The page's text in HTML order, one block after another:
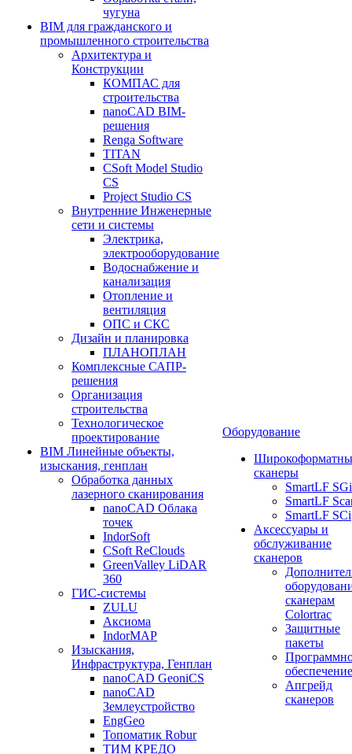
чугуна
BIM для гражданского и
промышленного строительства
Архитектура и
Конструкции
КОМПАС для
строительства
nanoCAD BIM-
решения
Renga Software
TITAN
CSoft Model Studio
CS
Project Studio CS
Внутренние Инженерные
сети и системы
Электрика,
электрооборудование
Водоснабжение и
канализация
Отопление и
вентиляция
ОПС и СКС
Дизайн и планировка
ПЛАНОПЛАН
Комплексные САПР-
решения
Организация
строительства
Технологическое
проектирование
BIM Линейные объекты,
изыскания, генплан
Обработка данных
лазерного сканирования
nanoCAD Облака
точек
IndorSoft
CSoft ReClouds
GreenValley LiDAR
360
ГИС-системы
ZULU
Аксиома
IndorMAP
Изыскания,
Инфраструктура, Генплан
nanoCAD GeoniCS
nanoCAD
Землеустройство
EngGeo
Топоматик Robur
ТИМ КРЕДО
Оборудование
сканеры
SmartLF SGi
SmartLF
SmartLF SCi
Аксессуары и
обслуживание
сканеров
сканерам
Colortrac
Защитные
пакеты
обеспечение
Апгрейд
сканеров